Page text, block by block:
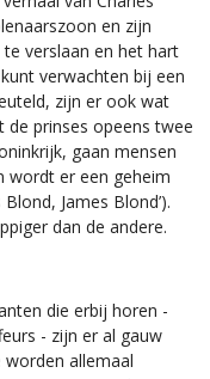
en zijn
verslaan en het hart
verwachten bij een
zijn er ook wat
prinses opeens twee
gaan mensen
wordt er een geheim
James Blond’).
dan de andere.
die erbij horen -
- zijn er al gauw
worden allemaal